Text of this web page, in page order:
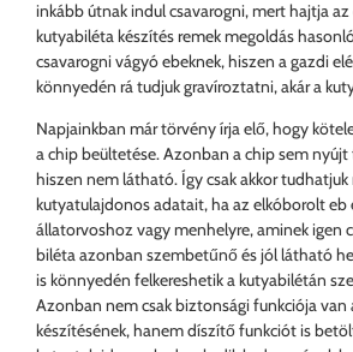
inkább útnak indul csavarogni, mert hajtja
kutyabiléta készítés remek megoldás
csavarogni vágyó ebeknek, hiszen a gazdi
könnyedén rá tudjuk gravíroztatni, akár a
Napjainkban már törvény írja elő, hogy
a chip beültetése. Azonban a chip sem
hiszen nem látható. Így csak akkor tudhatjuk
kutyatulajdonos adatait, ha az elkóborolt eb
állatorvoshoz vagy menhelyre, aminek igen
biléta azonban szembetűnő és jól látható
is könnyedén felkereshetik a kutyabilétán
Azonban nem csak biztonsági funkciója van
készítésének, hanem díszítő funkciót is